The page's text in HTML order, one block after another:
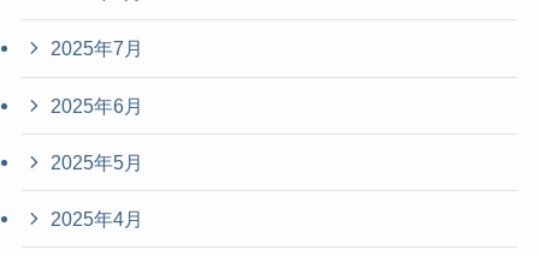
2025年7月
2025年6月
2025年5月
2025年4月